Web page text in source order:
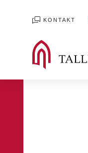
KONTAKT